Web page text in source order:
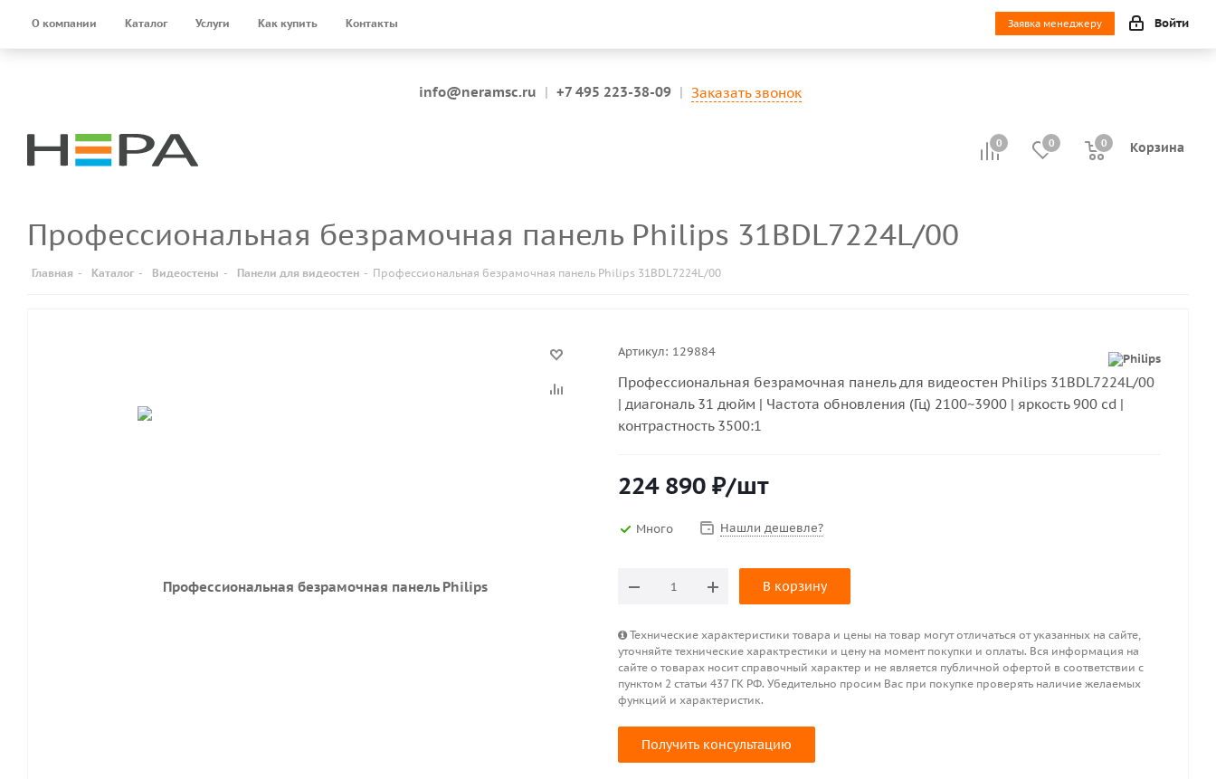
О компании Каталог Услуги Как купить Контакты Заявка менеджеру Войти
info@neramsc.ru | +7 495 223-38-09 | Заказать звонок
0 0 Корзина
0
0
Профессиональная безрамочная панель Philips 31BDL7224L/00
Главная - Каталог - Видеостены - Панели для видеостен - Профессиональная безрамочная панель Philips 31BDL7224L/00
Артикул: 129884
Профессиональная безрамочная панель для видеостен Philips 31BDL7224L/00
| диагональ 31 дюйм | Частота обновления (Гц) 2100~3900 | яркость 900 cd |
контрастность 3500:1
224 890 ₽/шт
Много Нашли дешевле?
В корзину
Технические характеристики товара и цены на товар могут отличаться от указанных на сайте,
уточняйте технические характрестики и цену на момент покупки и оплаты. Вся информация на
сайте о товарах носит справочный характер и не является публичной офертой в соответствии с
пунктом 2 статьи 437 ГК РФ. Убедительно просим Вас при покупке проверять наличие желаемых
функций и характеристик.
Получить консультацию